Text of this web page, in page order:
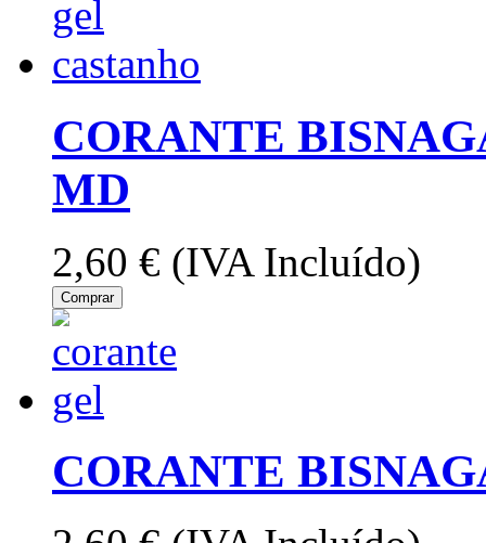
CORANTE
MD
2,60 € (IVA Incluído)
Comprar
CORANTE